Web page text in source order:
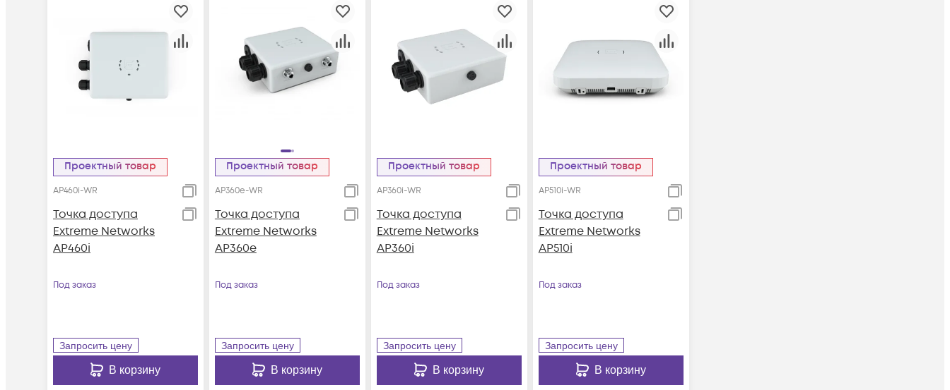
Проектный товар
AP460i-WR
Точка доступа
Extreme Networks
AP460i
Под заказ
Запросить цену
В корзину
Проектный товар
AP360e-WR
Точка доступа
Extreme Networks
AP360e
Под заказ
Запросить цену
В корзину
Проектный товар
AP360i-WR
Точка доступа
Extreme Networks
AP360i
Под заказ
Запросить цену
В корзину
Проектный товар
AP510i-WR
Точка доступа
Extreme Networks
AP510i
Под заказ
Запросить цену
В корзину